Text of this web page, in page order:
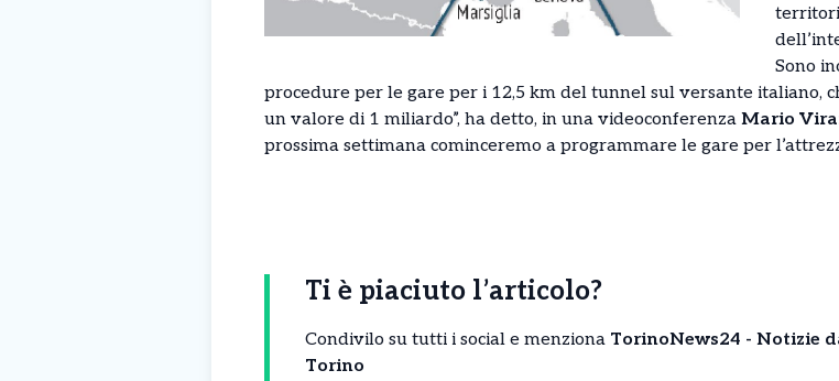
Sono
procedure per le gare per i 12,5 km del tunnel sul versante italiano,
un valore di 1 miliardo”, ha detto, in una videoconferenza Mario
prossima settimana cominceremo a programmare le gare per
Ti è piaciuto l’articolo?
Condivilo su tutti i social e menziona TorinoNews24 - Notizie
Torino